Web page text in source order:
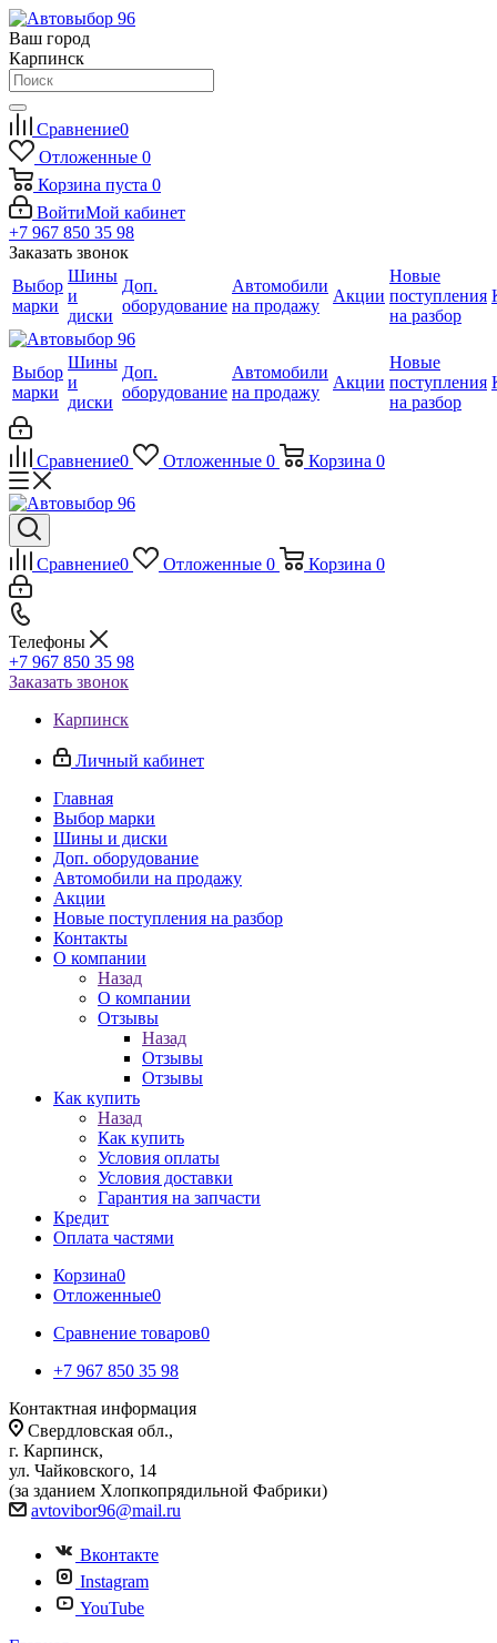
Ваш город
Карпинск
Сравнение0
Отложенные 0
Корзина пуста 0
ВойтиМой кабинет
+7 967 850 35 98
Заказать звонок
Выбор
марки
Шины
и
диски
Доп.
оборудование
Автомобили
на продажу
Акции
Новые
поступления
на разбор
Выбор
марки
Шины
и
диски
Доп.
оборудование
Автомобили
на продажу
Акции
Новые
поступления
на разбор
Сравнение0 Отложенные 0 Корзина 0
Сравнение0 Отложенные 0 Корзина 0
Телефоны
+7 967 850 35 98
Заказать звонок
Карпинск
Личный кабинет
Главная
Выбор марки
Шины и диски
Доп. оборудование
Автомобили на продажу
Акции
Новые поступления на разбор
Контакты
О компании
Назад
О компании
Отзывы
Назад
Отзывы
Отзывы
Как купить
Назад
Как купить
Условия оплаты
Условия доставки
Гарантия на запчасти
Кредит
Оплата частями
Корзина0
Отложенные0
Сравнение товаров0
+7 967 850 35 98
Контактная информация
Свердловская обл.,
г. Карпинск,
ул. Чайковского, 14
(за зданием Хлопкопрядильной Фабрики)
avtovibor96@mail.ru
Вконтакте
Instagram
YouTube